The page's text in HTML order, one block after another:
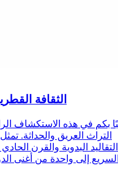
الثقافة
بكم في هذه الاستكشاف
التراث العريق والحداثة.
التقاليد البدوية والقرن
إلى واحدة من أغنى